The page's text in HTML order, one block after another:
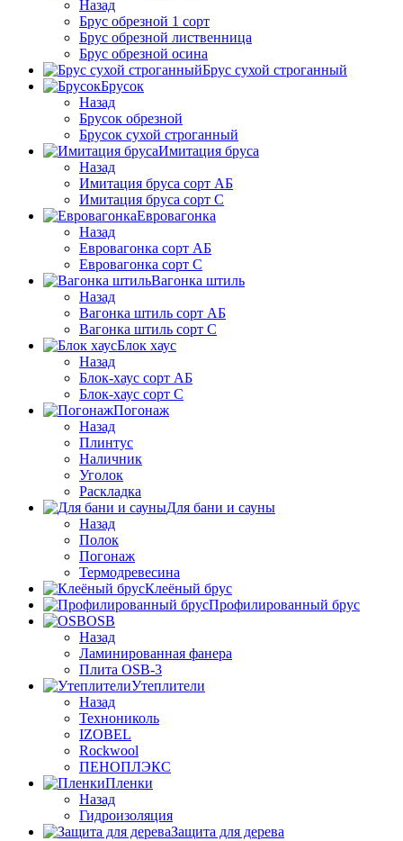
Назад
Брус обрезной 1 сорт
Брус обрезной лиственница
Брус обрезной осина
Брус сухой строганный
Брусок
Назад
Брусок обрезной
Брусок сухой строганный
Имитация бруса
Назад
Имитация бруса сорт АБ
Имитация бруса сорт С
Евровагонка
Назад
Евровагонка сорт АБ
Евровагонка сорт С
Вагонка штиль
Назад
Вагонка штиль сорт АБ
Вагонка штиль сорт С
Блок хаус
Назад
Блок-хаус сорт АБ
Блок-хаус сорт С
Погонаж
Назад
Плинтус
Наличник
Уголок
Раскладка
Для бани и сауны
Назад
Полок
Погонаж
Термодревесина
Клеёный брус
Профилированный брус
OSB
Назад
Ламинированная фанера
Плита OSB-3
Утеплители
Назад
Технониколь
IZOBEL
Rockwool
ПЕНОПЛЭКС
Пленки
Назад
Гидроизоляция
Защита для дерева